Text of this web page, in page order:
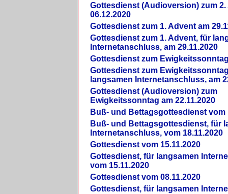
Gottesdienst (Audioversion) zum 2.
06.12.2020
Gottesdienst zum 1. Advent am
Gottesdienst zum 1. Advent, für
Internetanschluss, am 29.11.2020
Gottesdienst zum
Gottesdienst zum
langsamen Internetanschluss, am
Gottesdienst (Audioversion) zum
Ewigkeitssonntag am 22.11.2020
Buß- und Bettagsgottesdienst vom
Buß- und Bettagsgottesdienst, für
Internetanschluss, vom 18.11.2020
Gottesdienst vom 15.11.2020
Gottesdienst, für langsamen
vom 15.11.2020
Gottesdienst vom 08.11.2020
Gottesdienst, für langsamen